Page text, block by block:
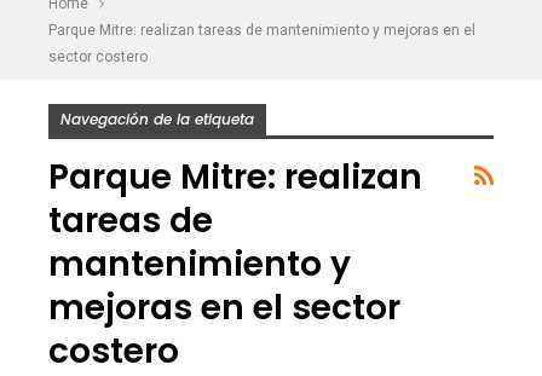
Home
Parque Mitre: realizan tareas de mantenimiento y mejoras en el
sector costero
Navegación de la etiqueta
Parque Mitre: realizan
tareas de
mantenimiento y
mejoras en el sector
costero